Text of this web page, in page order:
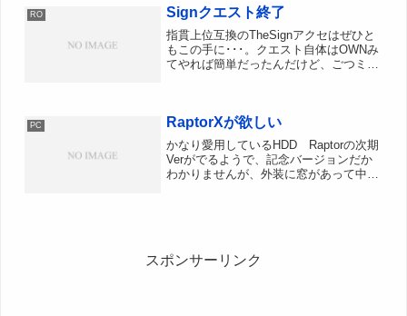
100％到達できる）状況ですが、いつバ
ナナ爆弾やらハーモナイズ...
RO Signクエスト終了
指貫上位互換のTheSignアクセはぜひと
もこの手に･･･。クエスト自体はOWNみ
てやれば簡単だったんだけど、ごつミノ
1...
PC RaptorXが欲しい
かなり愛用しているHDD Raptorの次期
Verがでるようで、記念バージョンだか
わかりませんが、外装に窓があって中が
スポンサーリンク